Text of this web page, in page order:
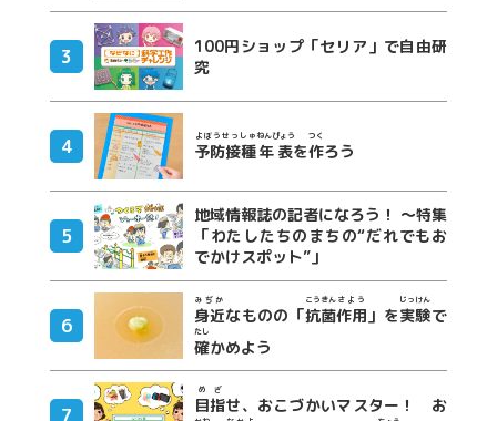
100円ショップ「セリア」で自由研
究
予防接種
よぼうせっしゅ
年表
ねんぴょう
を作
つく
ろう
地域情報誌の記者になろう！ ～特集
「わたしたちのまちの“だれでもお
でかけスポット”」
身近
みぢか
なものの「抗菌
こうきん
作用
さよう
」を実験
じっけん
で
確
たし
かめよう
目指
めざ
せ、おこづかいマスター！ お